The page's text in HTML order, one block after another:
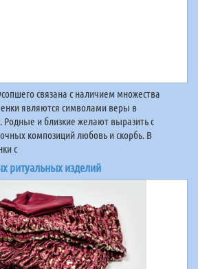
связана с наличием множества
являются символами веры в
Родные и близкие желают выразить с
композиций любовь и скорбь. В
с
ритуальных изделий